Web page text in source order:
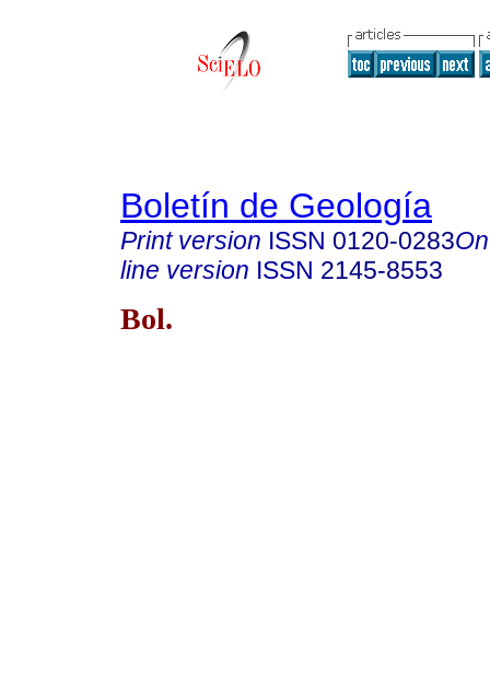
Boletín de Geología
Print version ISSN 0120-0283
line version ISSN 2145-8553
Bol.